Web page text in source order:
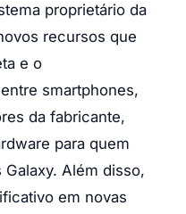
proprietário da
recursos que
e o
smartphones,
da fabricante,
para quem
Além disso,
em novas